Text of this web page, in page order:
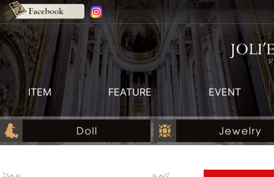
ITEM FEATURE EVENT